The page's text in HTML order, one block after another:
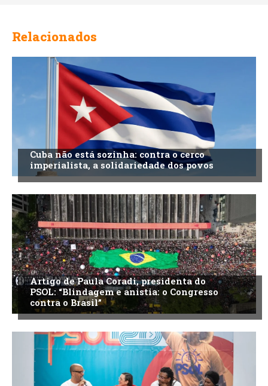
Relacionados
Cuba não está sozinha: contra o cerco
imperialista, a solidariedade dos povos
Artigo de Paula Coradi, presidenta do
PSOL: “Blindagem e anistia: o Congresso
contra o Brasil”